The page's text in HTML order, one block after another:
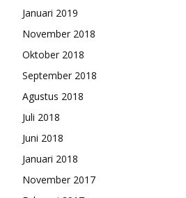
Januari 2019
November 2018
Oktober 2018
September 2018
Agustus 2018
Juli 2018
Juni 2018
Januari 2018
November 2017